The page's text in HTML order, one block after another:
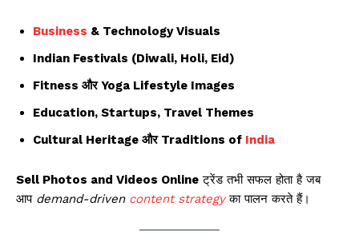
Business & Technology Visuals
Indian Festivals (Diwali, Holi, Eid)
Fitness और Yoga Lifestyle Images
Education, Startups, Travel Themes
Cultural Heritage और Traditions of India
Sell Photos and Videos Online ट्रेंड तभी सफल होता है जब
आप demand-driven content strategyका पालन करते हैं।